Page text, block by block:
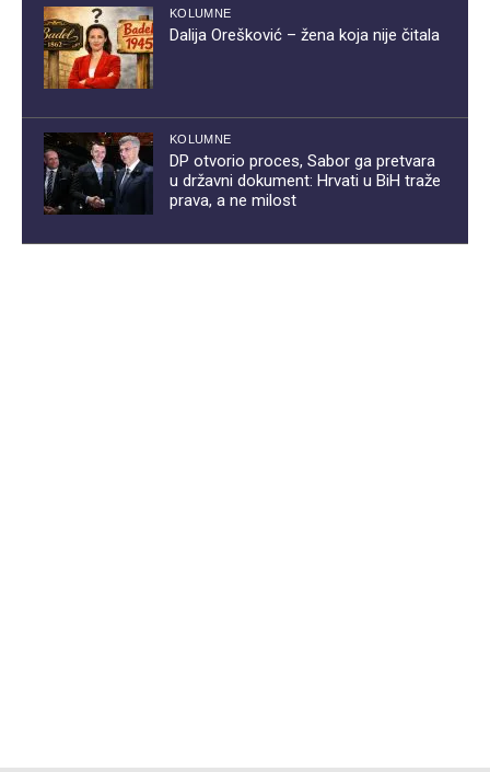
KOLUMNE
Dalija Orešković – žena koja nije čitala
KOLUMNE
DP otvorio proces, Sabor ga pretvara
u državni dokument: Hrvati u BiH traže
prava, a ne milost